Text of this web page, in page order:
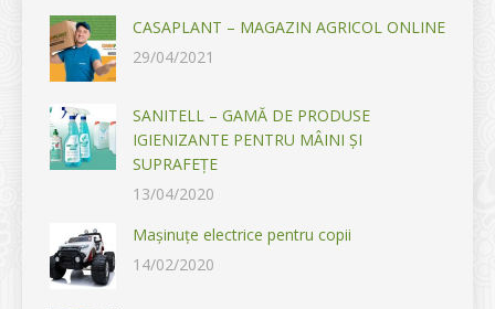
CASAPLANT – MAGAZIN AGRICOL ONLINE
29/04/2021
SANITELL – GAMĂ DE PRODUSE
IGIENIZANTE PENTRU MÂINI ȘI
SUPRAFEȚE
13/04/2020
Mașinuțe electrice pentru copii
14/02/2020